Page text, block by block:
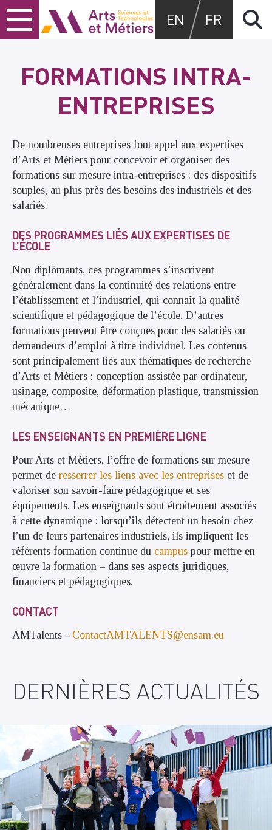
Skip
to
content
Skip
to
main
Skip
to
search
Arts et métiers
EN FR
FORMATIONS INTRA-
ENTREPRISES
De nombreuses entreprises font appel aux expertises
d’Arts et Métiers pour concevoir et organiser des
formations sur mesure intra-entreprises : des dispositifs
souples, au plus près des besoins des industriels et des
salariés.
DES PROGRAMMES LIÉS AUX EXPERTISES DE
L’ÉCOLE
Non diplômants, ces programmes s’inscrivent
généralement dans la continuité des relations entre
l’établissement et l’industriel, qui connaît la qualité
scientifique et pédagogique de l’école. D’autres
formations peuvent être conçues pour des salariés ou
demandeurs d’emploi à titre individuel. Les contenus
sont principalement liés aux thématiques de recherche
d’Arts et Métiers : conception assistée par ordinateur,
usinage, composite, déformation plastique, transmission
mécanique…
LES ENSEIGNANTS EN PREMIÈRE LIGNE
Pour Arts et Métiers, l’offre de formations sur mesure
permet de resserrer les liens avec les entreprises et de
valoriser son savoir-faire pédagogique et ses
équipements. Les enseignants sont étroitement associés
à cette dynamique : lorsqu’ils détectent un besoin chez
l’un de leurs partenaires industriels, ils impliquent les
référents formation continue du campus pour mettre en
œuvre la formation – dans ses aspects juridiques,
financiers et pédagogiques.
CONTACT
AMTalents - ContactAMTALENTS@ensam.eu
DERNIÈRES ACTUALITÉS